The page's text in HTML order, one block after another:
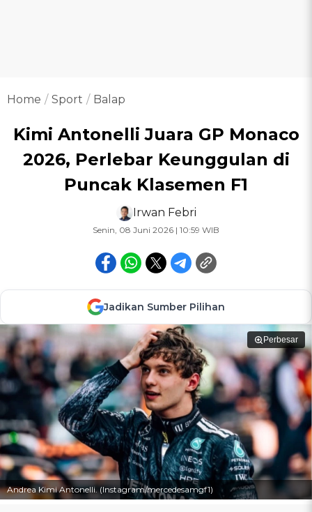
Home Sport Balap
Kimi Antonelli Juara GP Monaco
2026, Perlebar Keunggulan di
Puncak Klasemen F1
Irwan Febri
Senin, 08 Juni 2026 | 10:59 WIB
Jadikan Sumber Pilihan
Perbesar
Andrea Kimi Antonelli. (Instagram/mercedesamgf1)